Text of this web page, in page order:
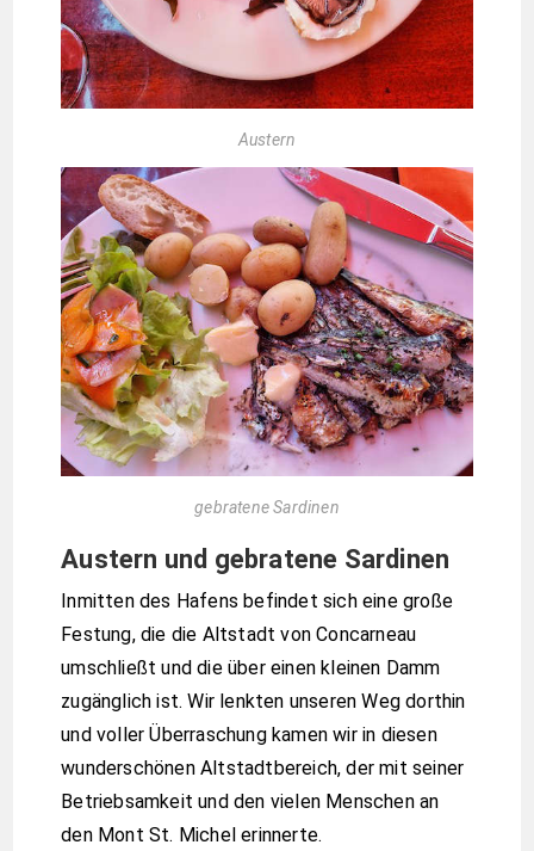
Austern
gebratene Sardinen
Austern und gebratene Sardinen
Inmitten des Hafens befindet sich eine große
Festung, die die Altstadt von Concarneau
umschließt und die über einen kleinen Damm
zugänglich ist. Wir lenkten unseren Weg dorthin
und voller Überraschung kamen wir in diesen
wunderschönen Altstadtbereich, der mit seiner
Betriebsamkeit und den vielen Menschen an
den Mont St. Michel erinnerte.